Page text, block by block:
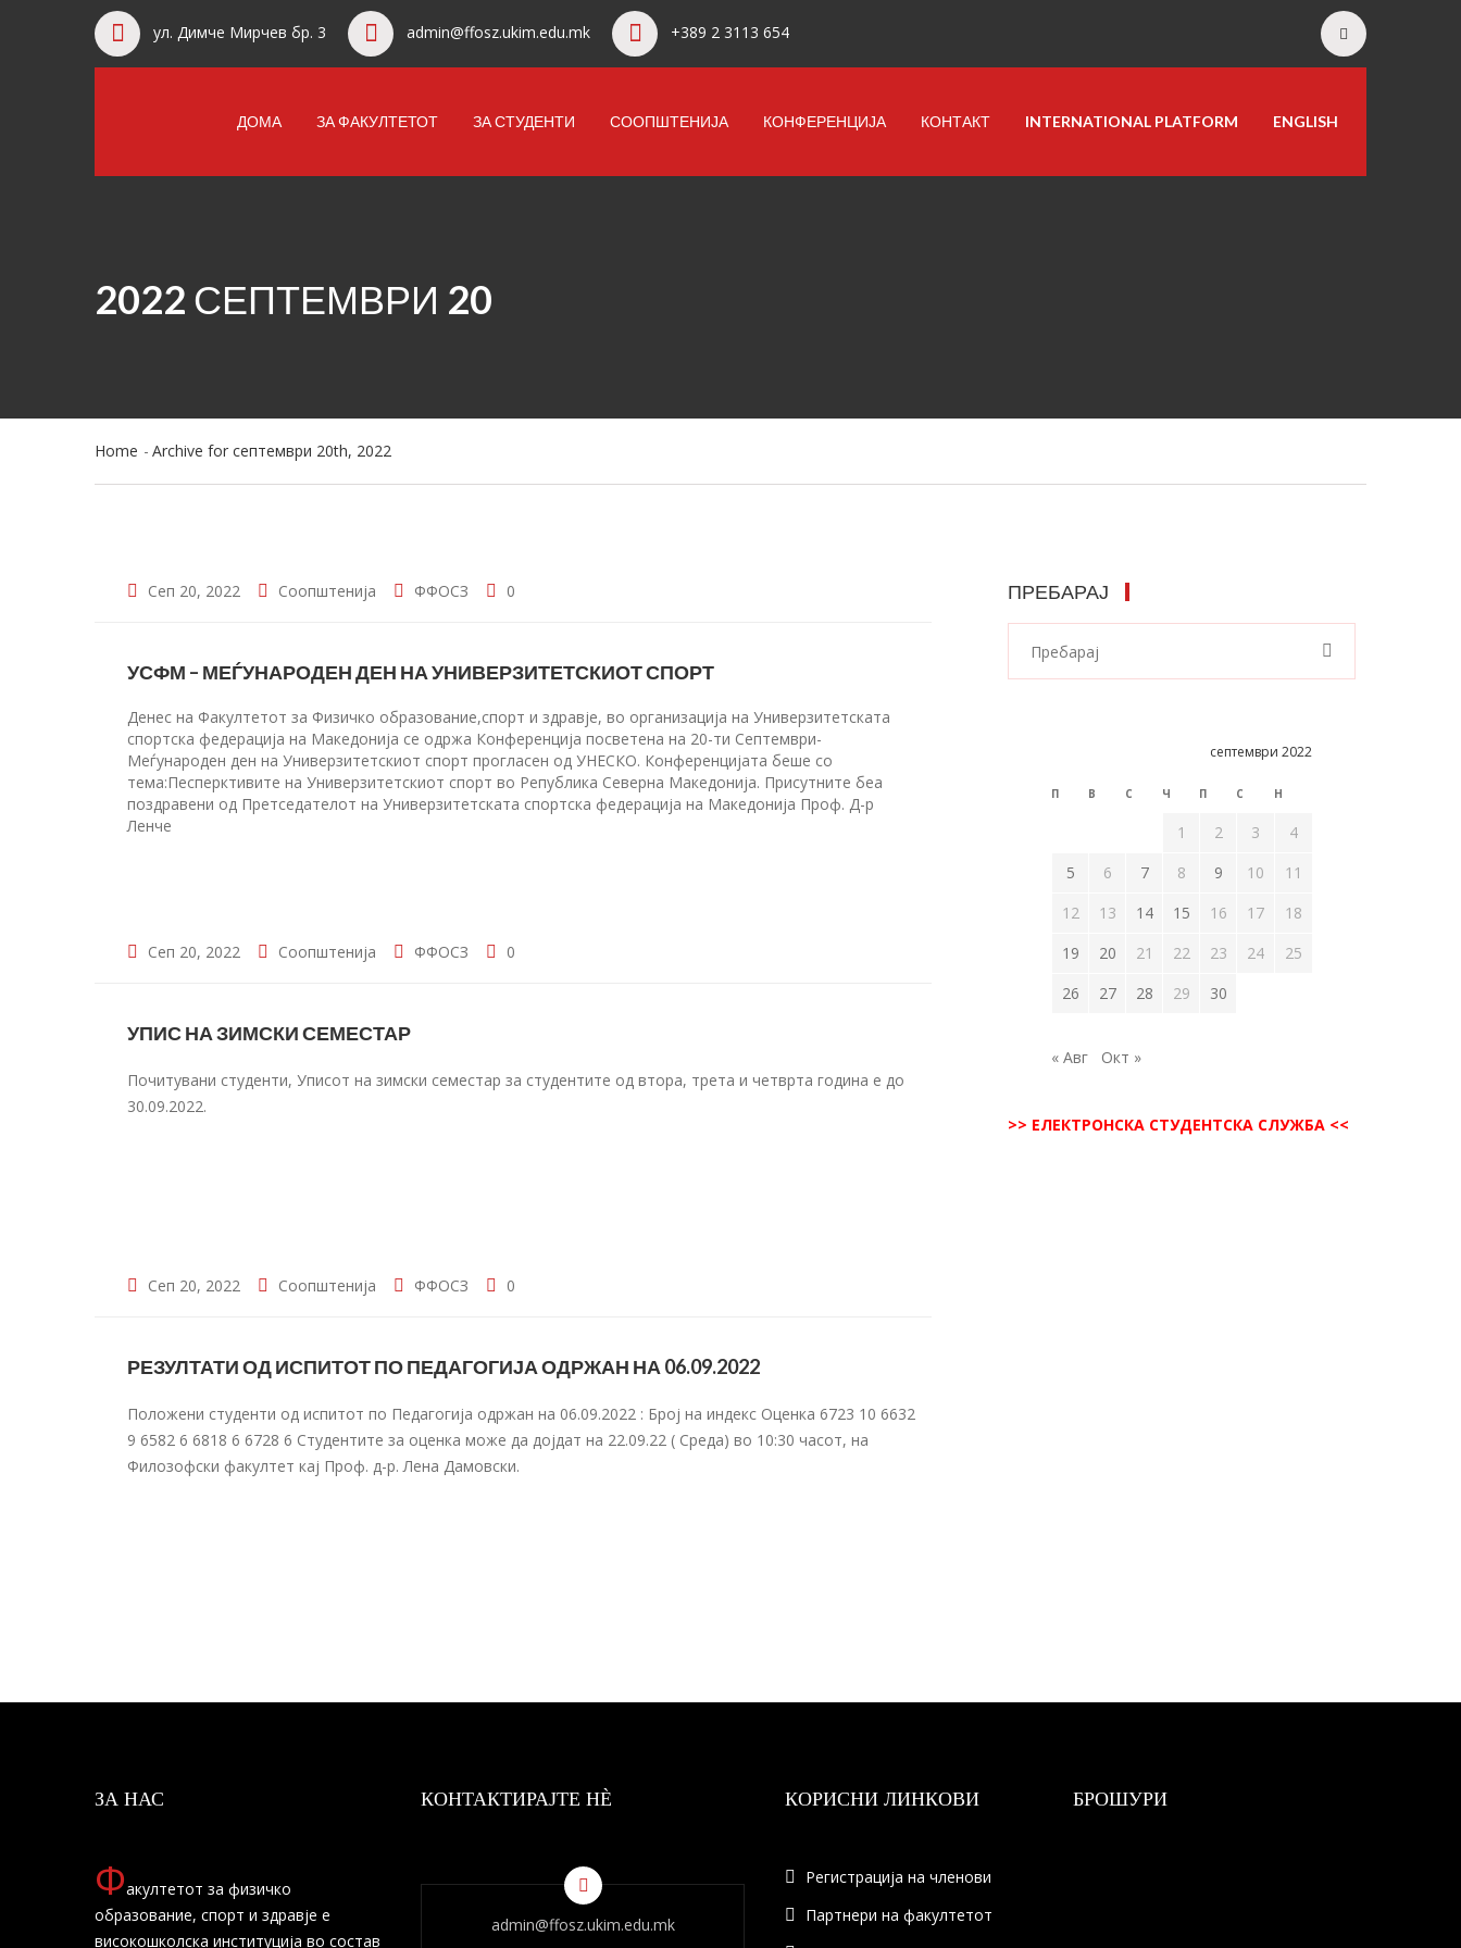
ул. Димче Мирчев бр. 3 admin@ffosz.ukim.edu.mk +389 2 3113 654
ДОМА ЗА ФАКУЛТЕТОТ ЗА СТУДЕНТИ СООПШТЕНИЈА КОНФЕРЕНЦИЈА КОНТАКТ INTERNATIONAL PLATFORM ENGLISH
2022 СЕПТЕМВРИ 20
Home Archive for септември 20th, 2022
Сеп 20, 2022 Соопштенија ФФОСЗ 0
УСФМ – МЕЃУНАРОДЕН ДЕН НА УНИВЕРЗИТЕТСКИОТ СПОРТ
Денес на Факултетот за Физичко образование,спорт и здравје, во организација на Универзитетската
спортска федерација на Македонија се одржа Конференција посветена на 20-ти Септември-
Меѓународен ден на Универзитетскиот спорт прогласен од УНЕСКО. Конференцијата беше со
тема:Песперктивите на Универзитетскиот спорт во Република Северна Македонија. Присутните беа
поздравени од Претседателот на Универзитетската спортска федерација на Македонија Проф. Д-р
Ленче
Сеп 20, 2022 Соопштенија ФФОСЗ 0
УПИС НА ЗИМСКИ СЕМЕСТАР
Почитувани студенти, Уписот на зимски семестар за студентите од втора, трета и четврта година е до
30.09.2022.
Сеп 20, 2022 Соопштенија ФФОСЗ 0
РЕЗУЛТАТИ ОД ИСПИТОТ ПО ПЕДАГОГИЈА ОДРЖАН НА 06.09.2022
Положени студенти од испитот по Педагогија одржан на 06.09.2022 : Број на индекс Оценка 6723 10 6632
9 6582 6 6818 6 6728 6 Студентите за оценка може да дојдат на 22.09.22 ( Среда) во 10:30 часот, на
Филозофски факултет кај Проф. д-р. Лена Дамовски.
ПРЕБАРАЈ
септември 2022
П В С Ч П С Н
1 2 3
4
5
6 7 8 9 10
11
12
13 14 15 16 17
18
19
20 21 22 23 24
25
26
27 28 29 30
« Авг Окт »
>> ЕЛЕКТРОНСКА СТУДЕНТСКА СЛУЖБА <<
ЗА НАС
Факултетот за физичко
образование, спорт и здравје е
високошколска институција во состав
КОНТАКТИРАЈТЕ НÈ
admin@ffosz.ukim.edu.mk
КОРИСНИ ЛИНКОВИ
Регистрација на членови
Партнери на факултетот
БРОШУРИ